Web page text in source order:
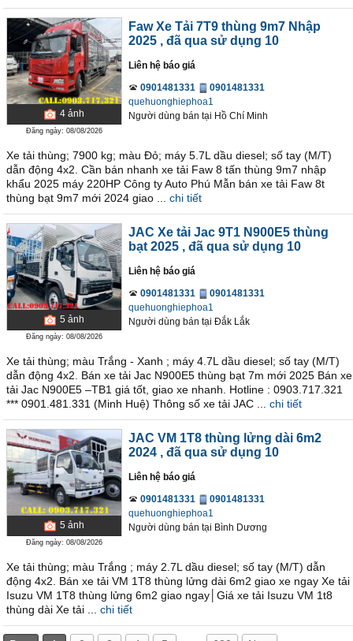
4 ảnh
Đăng ngày: 08/08/2026
Faw Xe Tải 7T9 thùng 9m7 Nhập
2025 , đã qua sử dụng 10
Liên hệ báo giá
0901481331
0901481331
quehuonghiephoa1
Người dùng bán tại Hồ Chí Minh
Xe tải thùng; 7900 kg; màu Đỏ; máy 5.7L dầu diesel; số tay (M/T)
dẫn động 4x2. Cần bán nhanh xe tải Faw 8 tấn thùng 9m7 nhập
khẩu 2025 máy 220HP Công ty Auto Phú Mẫn bán xe tải Faw 8t
thùng bạt 9m7 mới 2024 giao ...
chi tiết
5 ảnh
Đăng ngày: 08/08/2026
JAC Xe tải Jac 9T1 N900E5 thùng
bạt 2025 , đã qua sử dụng 10
Liên hệ báo giá
0901481331
0901481331
quehuonghiephoa1
Người dùng bán tại Ðắk Lắk
Xe tải thùng; màu Trắng - Xanh ; máy 4.7L dầu diesel; số tay (M/T)
dẫn động 4x2. Bán xe tải Jac N900E5 thùng bạt 7m mới 2025 Bán xe
tải Jac N900E5 –TB1 giá tốt, giao xe nhanh. Hotline : 0903.717.321
*** 0901.481.331 (Minh Huệ) Thông số xe tải JAC ...
chi tiết
5 ảnh
Đăng ngày: 08/08/2026
JAC VM 1T8 thùng lửng dài 6m2
2024 , đã qua sử dụng 10
Liên hệ báo giá
0901481331
0901481331
quehuonghiephoa1
Người dùng bán tại Bình Dương
Xe tải thùng; màu Trắng ; máy 2.7L dầu diesel; số tay (M/T) dẫn
động 4x2. Bán xe tải VM 1T8 thùng lửng dài 6m2 giao xe ngay Xe tải
Isuzu VM 1T8 thùng lửng 6m2 giao ngay│Giá xe tải Isuzu VM 1t8
thùng dài Xe tải ...
chi tiết